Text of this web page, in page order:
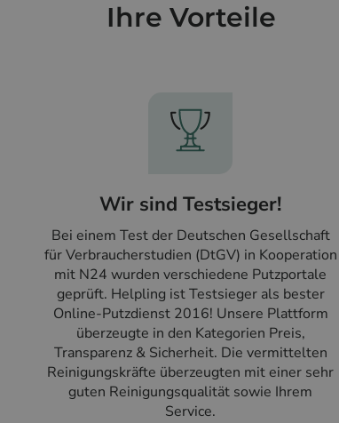
Ihre Vorteile
Wir sind Testsieger!
Bei einem Test der Deutschen Gesellschaft
für Verbraucherstudien (DtGV) in Kooperation
mit N24 wurden verschiedene Putzportale
geprüft. Helpling ist Testsieger als bester
Online-Putzdienst 2016! Unsere Plattform
überzeugte in den Kategorien Preis,
Transparenz & Sicherheit. Die vermittelten
Reinigungskräfte überzeugten mit einer sehr
guten Reinigungsqualität sowie Ihrem
Service.